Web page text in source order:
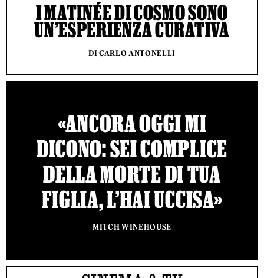
I MATINÉE DI COSMO SONO
UN’ESPERIENZA CURATIVA
DI CARLO ANTONELLI
«ANCORA OGGI MI
DICONO: SEI COMPLICE
DELLA MORTE DI TUA
FIGLIA, L’HAI UCCISA»
MITCH WINEHOUSE